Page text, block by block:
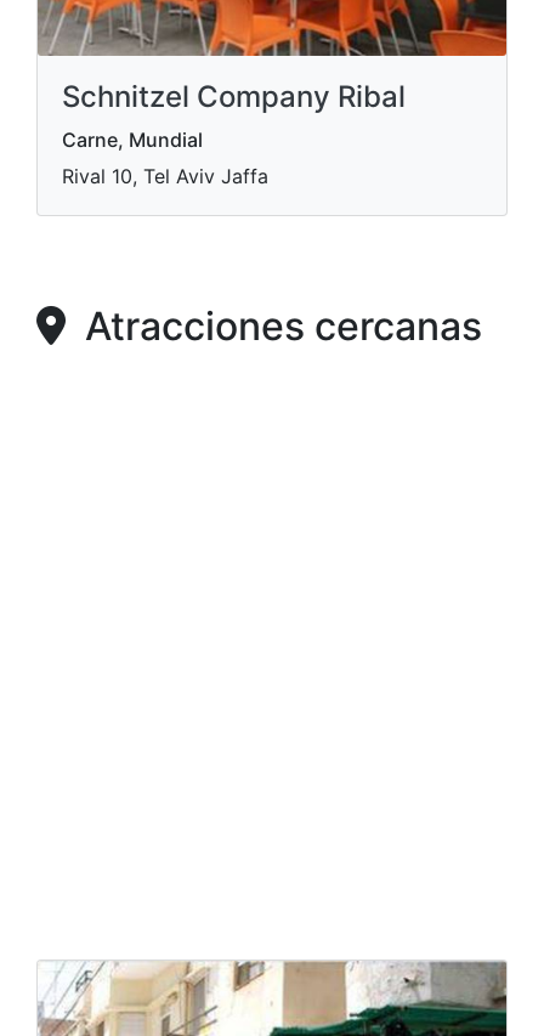
Schnitzel Company Ribal
Carne, Mundial
Rival 10, Tel Aviv Jaffa
Atracciones cercanas